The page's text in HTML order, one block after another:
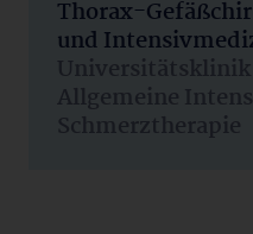
Thorax-
und
Universitätsklinik
Allgemeine
Schmerztherapie